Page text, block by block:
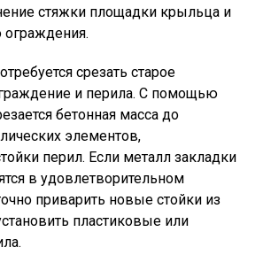
стяжки площадки крыльца и
ограждения.
срезать старое
и перила. С помощью
бетонная масса до
элементов,
перил. Если металл закладки
в удовлетворительном
приварить новые стойки из
пластиковые или